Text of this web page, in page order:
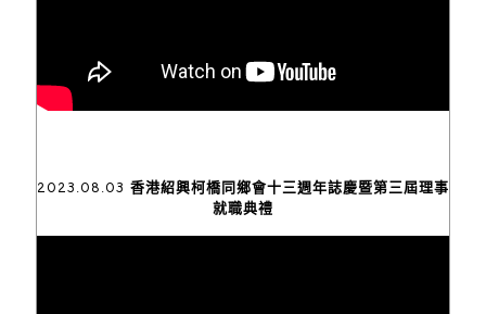
2023.08.03 香港紹興柯橋同鄉會十三週年誌慶暨第三屆理事
就職典禮